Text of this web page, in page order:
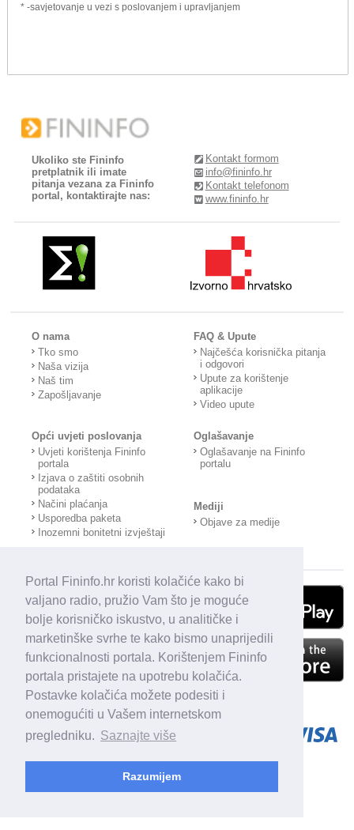
Portal Fininfo.hr koristi kolačiće kako bi
valjano radio, pružio Vam što je moguće
bolje korisničko iskustvo, u analitičke i
marketinške svrhe te kako bismo unaprijedili
funkcionalnosti portala. Korištenjem Fininfo
portala pristajete na upotrebu kolačića.
Postavke kolačića možete podesiti i
onemogućiti u Vašem internetskom
pregledniku. Saznajte više
Razumijem
* -savjetovanje u vezi s poslovanjem i upravljanjem
Ukoliko ste Fininfo
pretplatnik ili imate
pitanja vezana za Fininfo
portal, kontaktirajte nas:
Kontakt formom
info@fininfo.hr
Kontakt telefonom
www.fininfo.hr
O nama
Tko smo
Naša vizija
Naš tim
Zapošljavanje
FAQ & Upute
Najčešća korisnička pitanja
i odgovori
Upute za korištenje
aplikacije
Video upute
Opći uvjeti poslovanja
Uvjeti korištenja Fininfo
portala
Izjava o zaštiti osobnih
podataka
Načini plaćanja
Usporedba paketa
Inozemni bonitetni izvještaji
Oglašavanje
Oglašavanje na Fininfo
portalu
Mediji
Objave za medije